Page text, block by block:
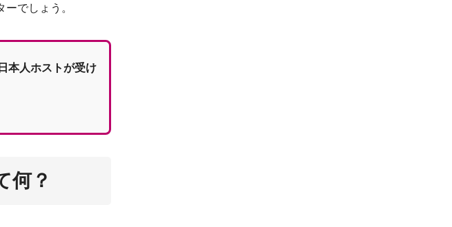
資格を取得しよう
でしょう。
本人ホストが受け
何？